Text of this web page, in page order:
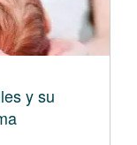
y su